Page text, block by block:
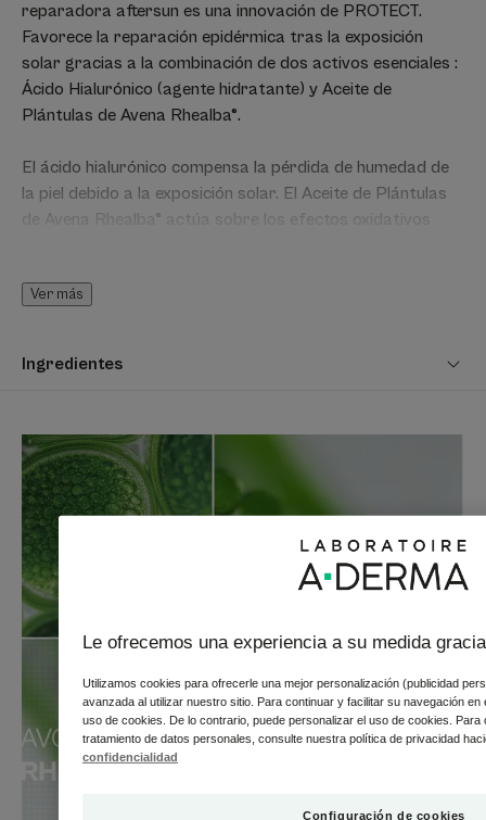
reparadora aftersun es una innovación de PROTECT.
Favorece la reparación epidérmica tras la exposición
solar gracias a la combinación de dos activos esenciales :
Ácido Hialurónico (agente hidratante) y Aceite de
Plántulas de Avena Rhealba®.
El ácido hialurónico compensa la pérdida de humedad de
la piel debido a la exposición solar. El Aceite de Plántulas
de Avena Rhealba® actúa sobre los efectos oxidativos
fresca y ligera con un 91% de ingredientes de origen
Información vegana : sin ingredientes de origen animal.
Ventaja
Delicadamente perfumado y ultrafresco, la LECHE
AFTERSUN REPARADORA A-DERMA PROTECT AH es un
producto hidratante y reparador aftersun eficaz que
Beneficios
• REHIDRATA : enriquecida con Ácido Hialurónico, la LECHE
intensamente y favorece la reparación epidérmica de la
Ver más
Ingredientes
Le ofrecemos una experiencia a su medida
Utilizamos cookies para ofrecerle una mejor personalización (publicidad
avanzada al utilizar nuestro sitio. Para continuar y facilitar su navegación
uso de cookies. De lo contrario, puede personalizar el uso de cookies. Para
tratamiento de datos personales, consulte nuestra política de privacidad
confidencialidad
Configuración de cookies